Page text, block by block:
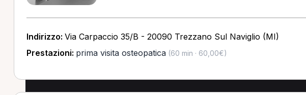
Indirizzo: Via Carpaccio 35/B - 20090 Trezzano Sul Naviglio (MI)
Prestazioni: prima visita osteopatica(60 min · 60,00€)